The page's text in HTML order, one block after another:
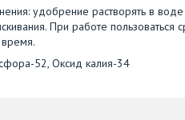
удобрение растворять в
При работе
52, Оксид калия-34